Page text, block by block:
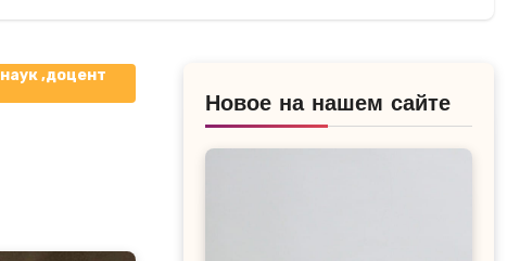
,доцент
Новое на нашем сайте